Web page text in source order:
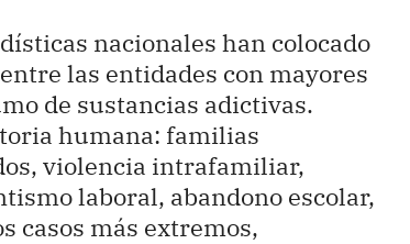
nacionales han colocado
las entidades con mayores
de sustancias adictivas.
humana: familias
violencia intrafamiliar,
laboral, abandono escolar,
casos más extremos,